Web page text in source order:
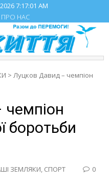
7:17:01 AM
ПРО НАС
> Луцков Давид – чемпіон
боротьби
ЗЕМЛЯКИ СПОРТ 0